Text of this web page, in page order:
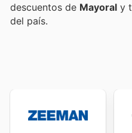
descuentos de Mayoral y
del país.